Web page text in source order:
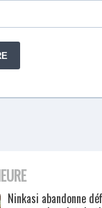
Ninkasi abandonne